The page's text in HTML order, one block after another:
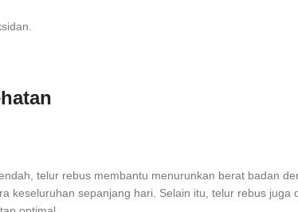
telur rebus membantu menurunkan berat badan
keseluruhan sepanjang hari. Selain itu, telur rebus